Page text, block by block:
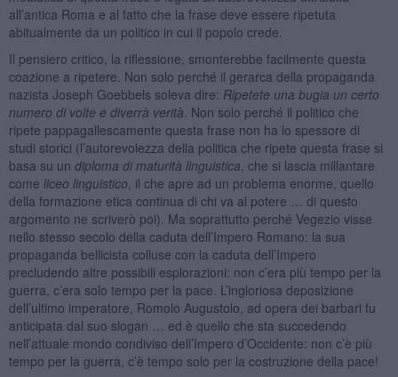
all’antica Roma e al fatto che la frase deve essere ripetuta
abitualmente da un politico in cui il popolo crede.
Il pensiero critico, la riflessione, smonterebbe facilmente questa
coazione a ripetere. Non solo perché il gerarca della propaganda
nazista Joseph Goebbels soleva dire: Ripetete una bugia un certo
numero di volte e diverrà verità . Non solo perché il politico che
ripete pappagallescamente questa frase non ha lo spessore di
studi storici (l’autorevolezza della politica che ripete questa frase si
basa su un diploma di maturità linguistica , che si lascia millantare
come liceo linguistico , il che apre ad un problema enorme, quello
della formazione etica continua di chi va al potere … di questo
argomento ne scriverò poi). Ma soprattutto perché Vegezio visse
nello stesso secolo della caduta dell’Impero Romano: la sua
propaganda bellicista colluse con la caduta dell’Impero
precludendo altre possibili esplorazioni: non c’era più tempo per la
guerra, c’era solo tempo per la pace. L’ingloriosa deposizione
dell’ultimo imperatore, Romolo Augustolo, ad opera dei barbari fu
anticipata dal suo slogan … ed è quello che sta succedendo
nell’attuale mondo condiviso dell’Impero d’Occidente: non c’è più
tempo per la guerra, c’è tempo solo per la costruzione della pace!